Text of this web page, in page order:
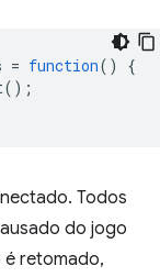
= function()
{
();
Todos
do jogo
retomado,